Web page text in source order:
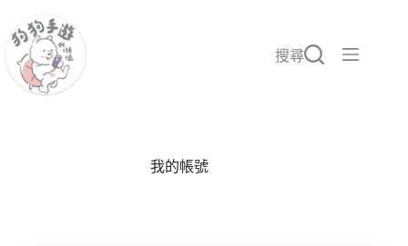
搜尋
我的帳號